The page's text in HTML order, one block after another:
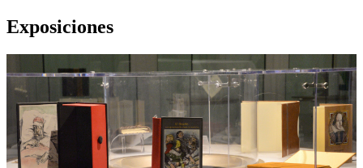
Exposiciones